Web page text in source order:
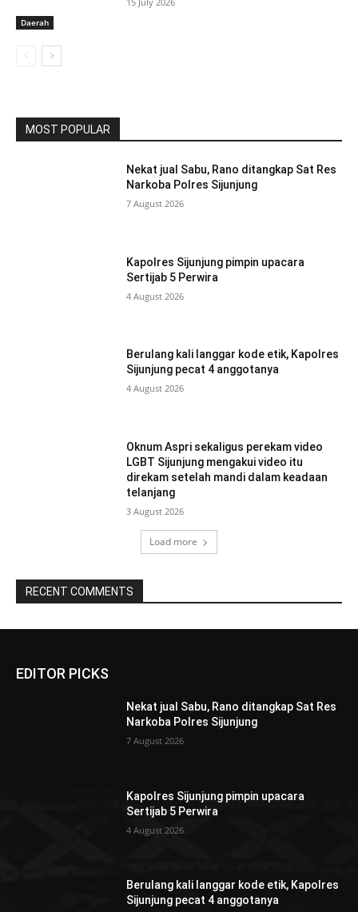
Daerah
MOST POPULAR
Nekat jual Sabu, Rano ditangkap Sat Res
Narkoba Polres Sijunjung
7 August 2026
Kapolres Sijunjung pimpin upacara
Sertijab 5 Perwira
4 August 2026
Berulang kali langgar kode etik, Kapolres
Sijunjung pecat 4 anggotanya
4 August 2026
Oknum Aspri sekaligus perekam video
LGBT Sijunjung mengakui video itu
direkam setelah mandi dalam keadaan
telanjang
3 August 2026
Load more
RECENT COMMENTS
EDITOR PICKS
Nekat jual Sabu, Rano ditangkap Sat Res
Narkoba Polres Sijunjung
7 August 2026
Kapolres Sijunjung pimpin upacara
Sertijab 5 Perwira
4 August 2026
Berulang kali langgar kode etik, Kapolres
Sijunjung pecat 4 anggotanya